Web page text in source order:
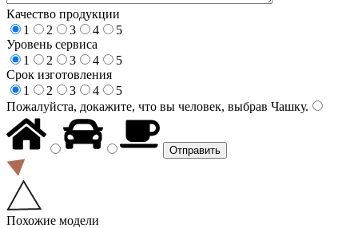
Качество продукции
1
2 3 4
5
Уровень сервиса
1
2 3 4
5
Срок изготовления
1
2 3 4
5
Пожалуйста, докажите, что вы человек, выбрав Чашку.
Похожие модели